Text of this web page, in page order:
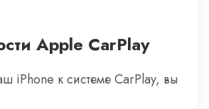
Apple CarPlay
iPhone к системе CarPlay, вы